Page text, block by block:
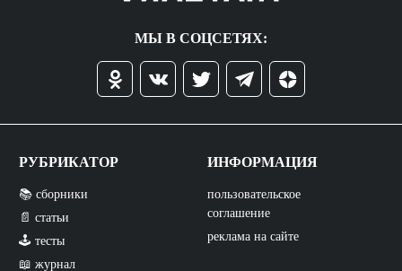
МЫ В СОЦСЕТЯХ:
РУБРИКАТОР
📚 сборники
📄 статьи
🕹️ тесты
📖 журнал
ИНФОРМАЦИЯ
пользовательское
соглашение
реклама на сайте